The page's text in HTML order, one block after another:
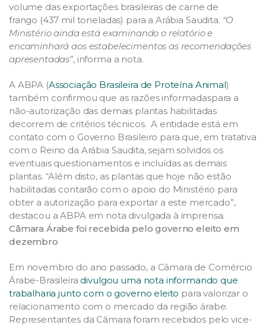
volume das exportações brasileiras de carne de
frango (437 mil toneladas) para a Arábia Saudita. “O
Ministério ainda está examinando o relatório e
encaminhará aos estabelecimentos as recomendações
apresentadas”, informa a nota.
A ABPA (Associação Brasileira de Proteína Animal)
também confirmou que as razões informadaspara a
não-autorização das demais plantas habilitadas
decorrem de critérios técnicos. A entidade está em
contato com o Governo Brasileiro para que, em tratativa
com o Reino da Arábia Saudita, sejam solvidos os
eventuais questionamentos e incluídas as demais
plantas. “Além disto, as plantas que hoje não estão
habilitadas contarão com o apoio do Ministério para
obter a autorização para exportar a este mercado”,
destacou a ABPA em nota divulgada à imprensa.
Câmara Árabe foi recebida pelo governo eleito em
dezembro
Em novembro do ano passado, a Câmara de Comércio
Árabe-Brasileira divulgou uma nota informando que
trabalharia junto com o governo eleito para valorizar o
relacionamento com o mercado da região árabe.
Representantes da Câmara foram recebidos pelo vice-